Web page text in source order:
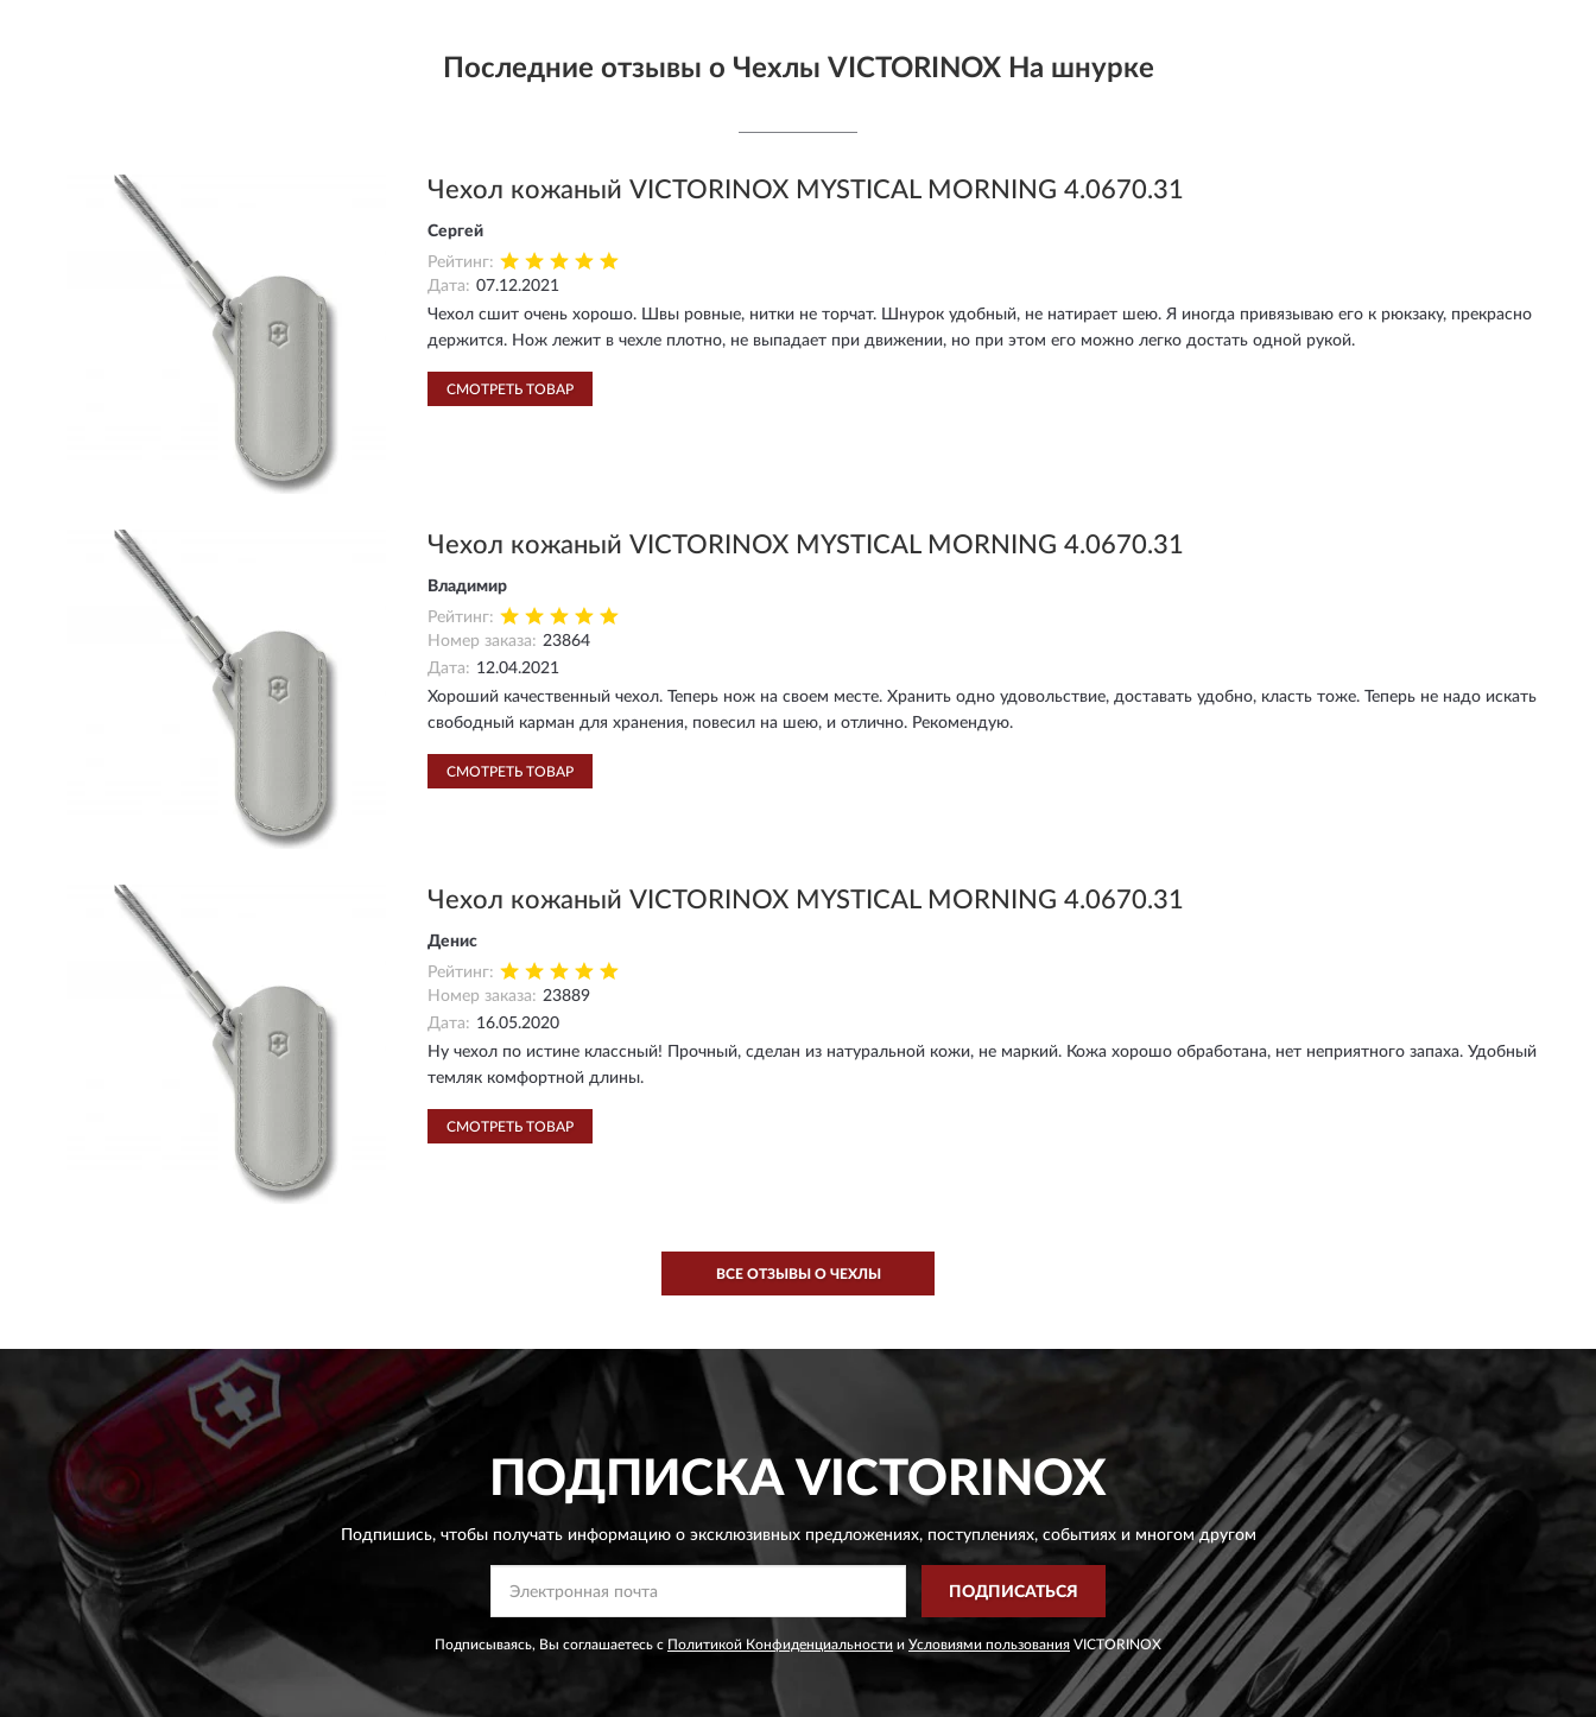
Последние отзывы о Чехлы VICTORINOX На шнурке
Чехол кожаный VICTORINOX MYSTICAL MORNING 4.0670.31
Сергей
Рейтинг:
Дата: 07.12.2021
Чехол сшит очень хорошо. Швы ровные, нитки не торчат. Шнурок удобный, не натирает шею. Я иногда привязываю его к рюкзаку, прекрасно
держится. Нож лежит в чехле плотно, не выпадает при движении, но при этом его можно легко достать одной рукой.
СМОТРЕТЬ ТОВАР
Чехол кожаный VICTORINOX MYSTICAL MORNING 4.0670.31
Владимир
Рейтинг:
Номер заказа: 23864
Дата: 12.04.2021
Хороший качественный чехол. Теперь нож на своем месте. Хранить одно удовольствие, доставать удобно, класть тоже. Теперь не надо искать
свободный карман для хранения, повесил на шею, и отлично. Рекомендую.
СМОТРЕТЬ ТОВАР
Чехол кожаный VICTORINOX MYSTICAL MORNING 4.0670.31
Денис
Рейтинг:
Номер заказа: 23889
Дата: 16.05.2020
Ну чехол по истине классный! Прочный, сделан из натуральной кожи, не маркий. Кожа хорошо обработана, нет неприятного запаха. Удобный
темляк комфортной длины.
СМОТРЕТЬ ТОВАР
ВСЕ ОТЗЫВЫ О ЧЕХЛЫ
ПОДПИСКАVICTORINOX
Подпишись, чтобы получать информацию о эксклюзивных предложениях,поступлениях, событиях и многом другом
ПОДПИСАТЬСЯ
Подписываясь, Вы соглашаетесь с Политикой Конфиденциальности и Условиями пользования VICTORINOX